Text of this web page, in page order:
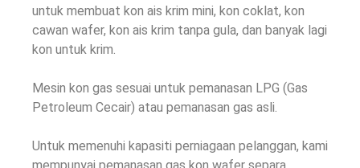
untuk membuat kon ais krim mini, kon coklat, kon
cawan wafer, kon ais krim tanpa gula, dan banyak lagi
kon untuk krim.
Mesin kon gas sesuai untuk pemanasan LPG (Gas
Petroleum Cecair) atau pemanasan gas asli.
Untuk memenuhi kapasiti perniagaan pelanggan, kami
mempunyai pemanasan gas kon wafer separa